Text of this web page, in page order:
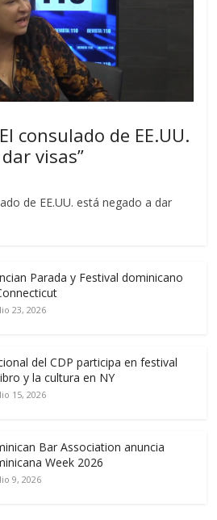
consulado de EE.UU.
visas”
de EE.UU. está negado a dar
Parada y Festival dominicano
23, 2026
del CDP participa en festival
y la cultura en NY
15, 2026
Bar Association anuncia
Week 2026
9, 2026